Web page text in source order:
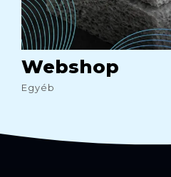
Webshop
Egyéb